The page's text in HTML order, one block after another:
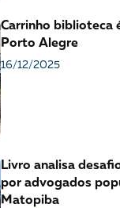
Carrinho biblioteca
Porto Alegre
16/12/2025
Livro analisa
por advogados
Matopiba